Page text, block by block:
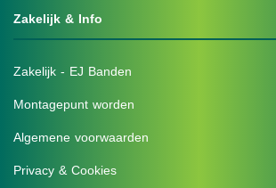
Zakelijk & Info
Zakelijk - EJ Banden
Montagepunt worden
Algemene voorwaarden
Privacy & Cookies